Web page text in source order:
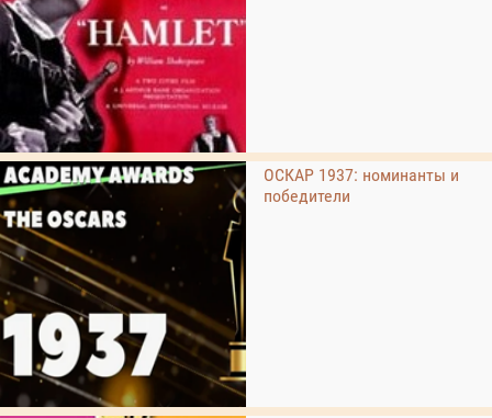
ОСКАР 1937: номинанты и
победители